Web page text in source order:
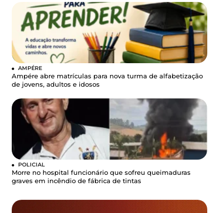
AMPÉRE
Ampére abre matrículas para nova turma de alfabetização
de jovens, adultos e idosos
POLICIAL
Morre no hospital funcionário que sofreu queimaduras
graves em incêndio de fábrica de tintas